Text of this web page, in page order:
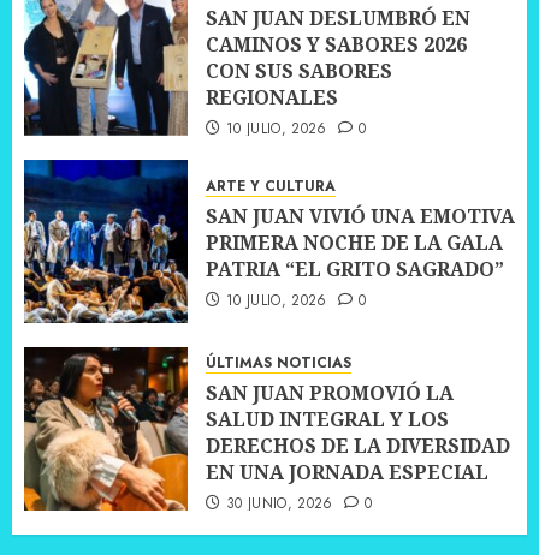
SAN JUAN DESLUMBRÓ EN
CAMINOS Y SABORES 2026
CON SUS SABORES
REGIONALES
10 JULIO, 2026 0
ARTE Y CULTURA
SAN JUAN VIVIÓ UNA EMOTIVA
PRIMERA NOCHE DE LA GALA
PATRIA “EL GRITO SAGRADO”
10 JULIO, 2026 0
ÚLTIMAS NOTICIAS
SAN JUAN PROMOVIÓ LA
SALUD INTEGRAL Y LOS
DERECHOS DE LA DIVERSIDAD
EN UNA JORNADA ESPECIAL
30 JUNIO, 2026 0